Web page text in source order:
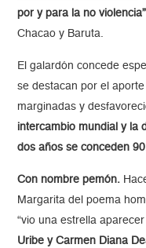
por y para la no violencia”
Chacao y Baruta.
El galardón concede
se destacan por el
marginadas y
intercambio mundial y la
dos años se conceden
Con nombre pemón.
Margarita del poema
“vio una estrella
Uribe y Carmen Diana